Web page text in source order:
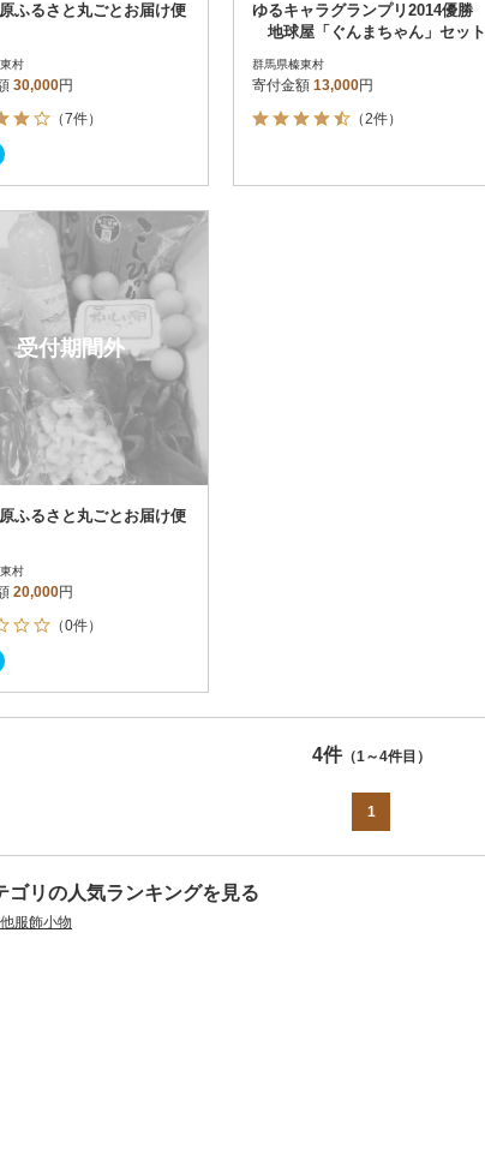
結果を見る（
ふるさと丸ごとお届け便
村
30,000円
（7件）
ゆるキャラグランプリ2014優勝
地球屋「ぐんまちゃん」セット
群馬県榛東村
寄付金額 13,000円
（2件）
受付期間外
ふるさと丸ごとお届け便
村
20,000円
（0件）
4件（1～4件目）
1
ゴリの人気ランキングを見る
服飾小物